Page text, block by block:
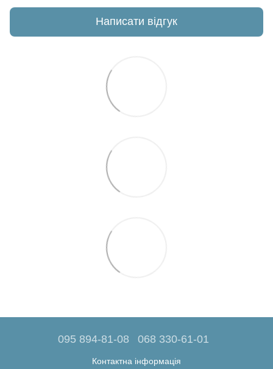
Написати відгук
095 894-81-08 068 330-61-01
Контактна інформація